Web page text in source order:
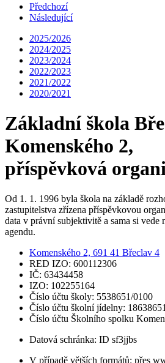
Předchozí
Následující
2025/2026
2024/2025
2023/2024
2022/2023
2021/2022
2020/2021
Základní škola
Komenského 2,
příspěvková
Od 1. 1. 1996 byla škola na základě
zastupitelstva zřízena příspěvkovou
data v právní subjektivitě a sama si vede
agendu.
Komenského 2, 691 41 Břeclav 4
RED IZO: 600112306
IČ: 63434458
IZO: 102255164
Číslo účtu školy: 5538651/0100
Číslo účtu školní jídelny:
Číslo účtu Školního spolku
Datová schránka: ID sf3jjbs
V případě větších formátů: přes